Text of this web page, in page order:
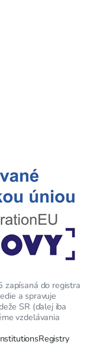
zapísaná do registra
a spravuje
SR (ďalej iba
vzdelávania